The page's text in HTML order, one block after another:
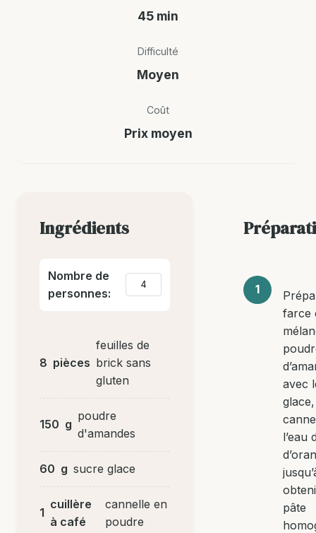
45 min
Difficulté
Moyen
Coût
Prix moyen
Ingrédients
Nombre de
personnes:
8 pièces
feuilles de
brick sans
gluten
150 g
poudre
d'amandes
60 g sucre glace
1
cuillère
à café
cannelle en
poudre
farce
avec
l’eau
pâte